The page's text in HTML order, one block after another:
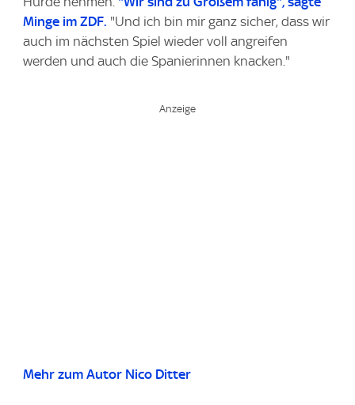
Minge im ZDF. "Und ich bin mir ganz sicher, dass wir
auch im nächsten Spiel wieder voll angreifen
werden und auch die Spanierinnen knacken."
Mehr zum Autor Nico Ditter